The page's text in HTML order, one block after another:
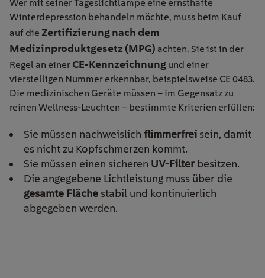
Wer mit seiner Tageslichtlampe eine ernsthafte
Winterdepression behandeln möchte, muss beim Kauf
auf die Zertifizierung nach dem
Medizinproduktgesetz (MPG) achten. Sie ist in der
Regel an einer CE-Kennzeichnung und einer
vierstelligen Nummer erkennbar, beispielsweise CE 0483.
Die medizinischen Geräte müssen – im Gegensatz zu
reinen Wellness-Leuchten – bestimmte Kriterien erfüllen:
Sie müssen nachweislich flimmerfrei sein, damit
es nicht zu Kopfschmerzen kommt.
Sie müssen einen sicheren UV-Filter besitzen.
Die angegebene Lichtleistung muss über die
gesamte Fläche stabil und kontinuierlich
abgegeben werden.